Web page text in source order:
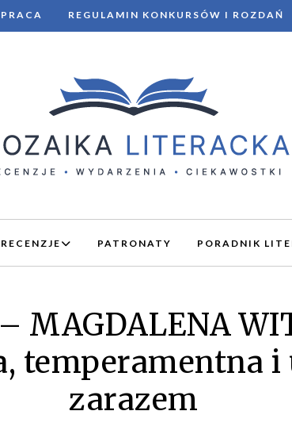
REGULAMIN KONKURSÓW I ROZDAŃ
RECENZJE PATRONATY PORADNIK
– MAGDALENA
temperamentna i
zarazem